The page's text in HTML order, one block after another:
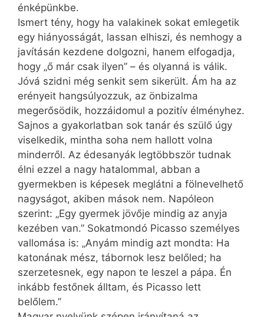
énképünkbe.
Ismert tény, hogy ha valakinek sokat emlegetik
egy hiányosságát, lassan elhiszi, és nemhogy a
javításán kezdene dolgozni, hanem elfogadja,
hogy „ő már csak ilyen” – és olyanná is válik.
Jóvá szidni még senkit sem sikerült. Ám ha az
erényeit hangsúlyozzuk, az önbizalma
megerősödik, hozzáidomul a pozitív élményhez.
Sajnos a gyakorlatban sok tanár és szülő úgy
viselkedik, mintha soha nem hallott volna
minderről. Az édesanyák legtöbbször tudnak
élni ezzel a nagy hatalommal, abban a
gyermekben is képesek meglátni a fölnevelhető
nagyságot, akiben mások nem. Napóleon
szerint: „Egy gyermek jövője mindig az anyja
kezében van.” Sokatmondó Picasso személyes
vallomása is: „Anyám mindig azt mondta: Ha
katonának mész, tábornok lesz belőled; ha
szerzetesnek, egy napon te leszel a pápa. Én
inkább festőnek álltam, és Picasso lett
belőlem.”